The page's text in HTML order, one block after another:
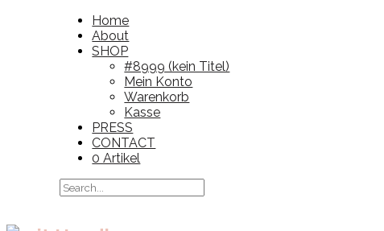
Home
About
SHOP
#8999 (kein Titel)
Mein Konto
Warenkorb
Kasse
PRESS
CONTACT
0 Artikel